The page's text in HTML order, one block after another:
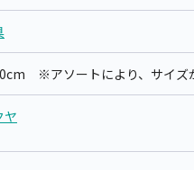
※アソートにより、サイズ
ヤ